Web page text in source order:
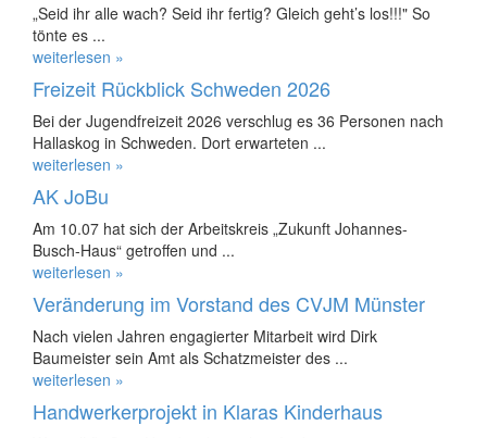
„Seid ihr alle wach? Seid ihr fertig? Gleich geht’s los!!!" So
tönte es ...
weiterlesen »
Freizeit Rückblick Schweden 2026
Bei der Jugendfreizeit 2026 verschlug es 36 Personen nach
Hallaskog in Schweden. Dort erwarteten ...
weiterlesen »
AK JoBu
Am 10.07 hat sich der Arbeitskreis „Zukunft Johannes-
Busch-Haus“ getroffen und ...
weiterlesen »
Veränderung im Vorstand des CVJM Münster
Nach vielen Jahren engagierter Mitarbeit wird Dirk
Baumeister sein Amt als Schatzmeister des ...
weiterlesen »
Handwerkerprojekt in Klaras Kinderhaus